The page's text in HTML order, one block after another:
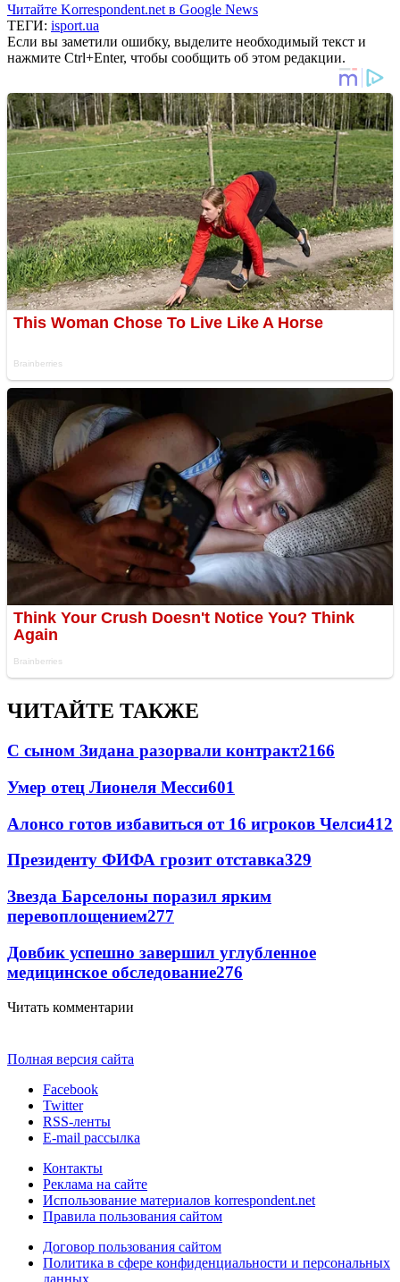
Читайте Korrespondent.net в Google News
ТЕГИ: isport.ua
Если вы заметили ошибку, выделите необходимый текст и
нажмите Ctrl+Enter, чтобы сообщить об этом редакции.
ЧИТАЙТЕ ТАКЖЕ
С сыном Зидана разорвали контракт2166
Умер отец Лионеля Месси601
Алонсо готов избавиться от 16 игроков Челси412
Президенту ФИФА грозит отставка329
Звезда Барселоны поразил ярким
перевоплощением277
Довбик успешно завершил углубленное
медицинское обследование276
Читать комментарии
Полная версия сайта
Facebook
Twitter
RSS-ленты
E-mail рассылка
Контакты
Реклама на сайте
Использование материалов korrespondent.net
Правила пользования сайтом
Договор пользования сайтом
Политика в сфере конфиденциальности и персональных
данных